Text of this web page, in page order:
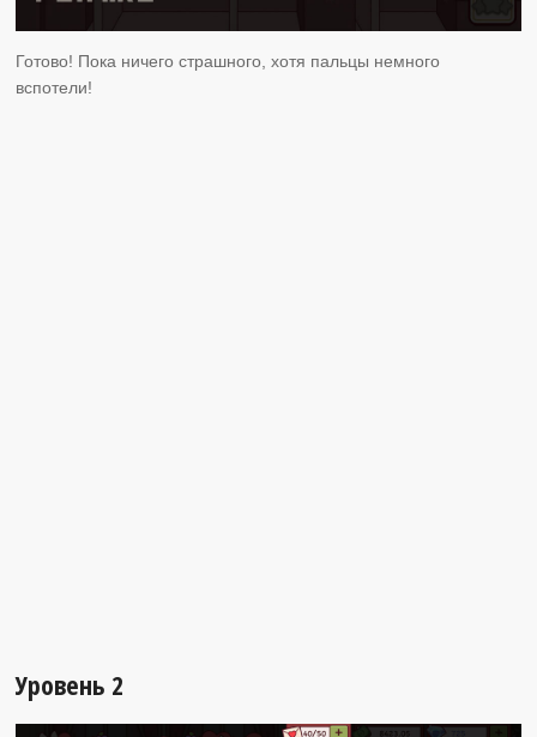
Готово! Пока ничего страшного, хотя пальцы немного
вспотели!
Уровень 2